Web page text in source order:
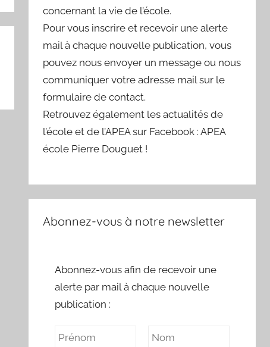
concernant la vie de l’école.
Pour vous inscrire et recevoir une alerte
mail à chaque nouvelle publication, vous
pouvez nous envoyer un message ou nous
communiquer votre adresse mail sur le
formulaire de contact.
Retrouvez également les actualités de
l’école et de l’APEA sur Facebook : APEA
école Pierre Douguet !
Abonnez-vous à notre newsletter
Abonnez-vous afin de recevoir une
alerte par mail à chaque nouvelle
publication :